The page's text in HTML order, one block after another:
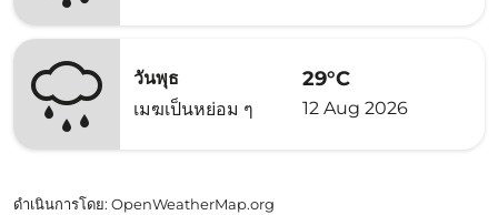
วันพุธ
เมฆเป็นหย่อม ๆ
29°C
12 Aug 2026
ดำเนินการโดย: OpenWeatherMap.org